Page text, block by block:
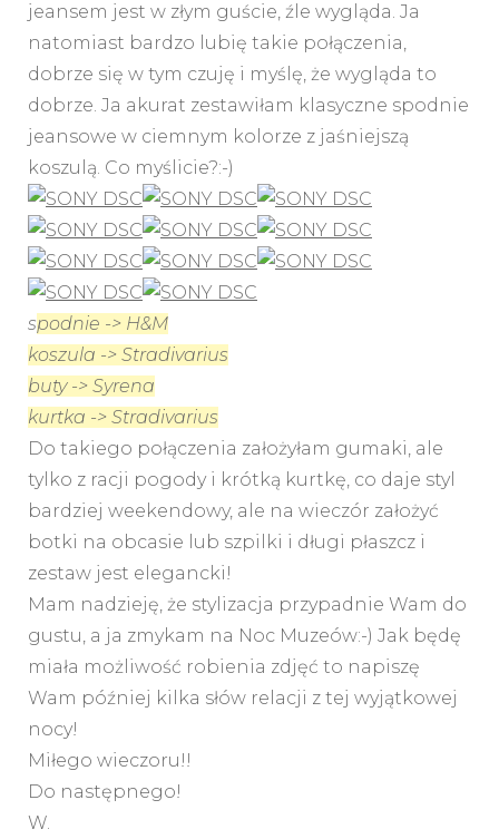
jeansem jest w złym guście, źle wygląda. Ja
natomiast bardzo lubię takie połączenia,
dobrze się w tym czuję i myślę, że wygląda to
dobrze. Ja akurat zestawiłam klasyczne spodnie
jeansowe w ciemnym kolorze z jaśniejszą
koszulą. Co myślicie?:-)
spodnie -> H&M
koszula -> Stradivarius
buty -> Syrena
kurtka -> Stradivarius
Do takiego połączenia założyłam gumaki, ale
tylko z racji pogody i krótką kurtkę, co daje styl
bardziej weekendowy, ale na wieczór założyć
botki na obcasie lub szpilki i długi płaszcz i
zestaw jest elegancki!
Mam nadzieję, że stylizacja przypadnie Wam do
gustu, a ja zmykam na Noc Muzeów:-) Jak będę
miała możliwość robienia zdjęć to napiszę
Wam później kilka słów relacji z tej wyjątkowej
nocy!
Miłego wieczoru!!
Do następnego!
W.